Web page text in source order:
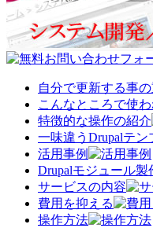
自分で更新する事
こんなところで使
特徴的な操作の紹介
一味違うDrupalテン
活用事例
Drupalモジュール製
サービスの内容
費用を抑える
操作方法